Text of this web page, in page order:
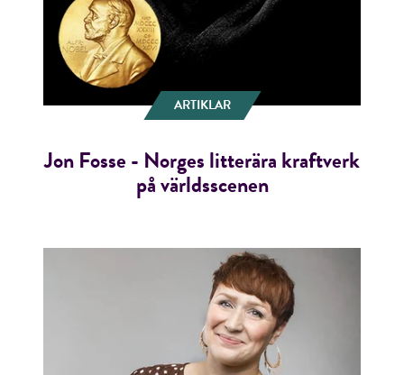
ARTIKLAR
Jon Fosse - Norges litterära kraftverk
på världsscenen